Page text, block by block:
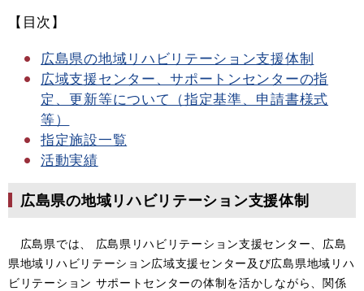
【目次】
広島県の地域リハビリテーション支援体制​
広域支援センター、サポートンセンターの指
定、更新等について（指定基準、申請書様式
等）
指定施設一覧
活動実績
広島県の地域リハビリテーション支援体制
広島県では、 広島県リハビリテーション支援センター、広島
県地域リハビリテーション広域支援センター及び広島県地域リハ
ビリテーション サポートセンターの体制を活かしながら、関係